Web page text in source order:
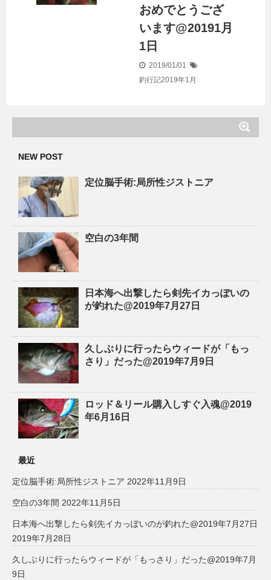
おめでとうござ
います@20191月
1日
2019/01/01
釣行記2019年1月
NEW POST
定位脳手術:局所性ジストニア
空白の3年間
日本海へ出撃したら剣先イカっぽいの
が釣れた@2019年7月27日
久しぶりに行ったらウィードが「もっ
さり」だった@2019年7月9日
ロッド＆リール購入しすぐ入魂@2019
年6月16日
最近
定位脳手術:局所性ジストニア 2022年11月9日
空白の3年間 2022年11月5日
日本海へ出撃したら剣先イカっぽいのが釣れた@2019年7月27日
2019年7月28日
久しぶりに行ったらウィードが「もっさり」だった@2019年7月
9日